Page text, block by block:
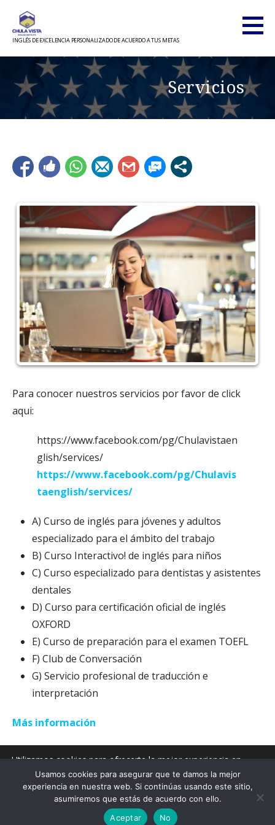
Saltar
contenido
INGLÉS DE EXCELENCIA PERSONALIZADO DE ACUERDO A TUS METAS
Servicios
Para conocer nuestros servicios por favor de click
aqui:
https://www.facebook.com/pg/Chulavistaen
glish/services/
https://www.facebook.com/pg/Chulavis
taenglish/services/
A) Curso de inglés para jóvenes y adultos
especializado para el ámbito del trabajo
B) Curso Interactivo! de inglés para niños
C) Curso especializado para dentistas y asistentes
dentales
D) Curso para certificación oficial de inglés
OXFORD
E) Curso de preparación para el examen TOEFL
F) Club de Conversación
G) Servicio profesional de traducción e
interpretación
Más información
Política de privacidad y cookies
Copyright © 2026 — Ascension WordPress theme by
Utilizamos cookies para ofrecerte la mejor experiencia en
nuestra web.
Puedes aprender más sobre qué cookies utilizamos o
desactivarlas en losajustes.
Rechazar
Usamos cookies para asegurar que te damos la mejor
experiencia en nuestra web. Si continúas usando este sitio,
asumiremos que estás de acuerdo con ello.
Aceptar
No